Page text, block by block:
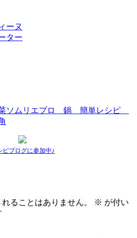
ーヌ
ター
ソムリエプロ 鍋 簡単レシピ
ピブログに参加中♪
ることはありません。 ※ が付い